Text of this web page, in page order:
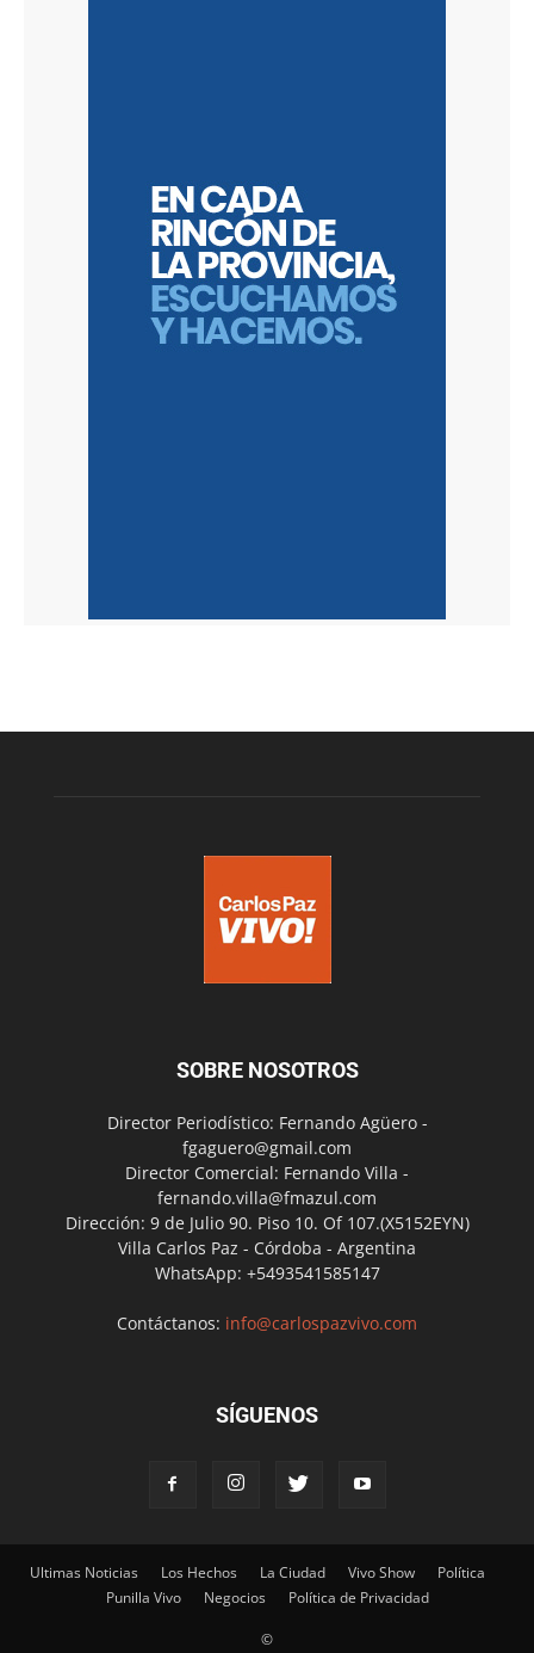
SOBRE NOSOTROS
Director Periodístico: Fernando Agüero -
fgaguero@gmail.com
Director Comercial: Fernando Villa -
fernando.villa@fmazul.com
Dirección: 9 de Julio 90. Piso 10. Of 107.(X5152EYN)
Villa Carlos Paz - Córdoba - Argentina
WhatsApp: +5493541585147
Contáctanos: info@carlospazvivo.com
SÍGUENOS
Ultimas Noticias Los Hechos La Ciudad Vivo Show
Política
Punilla Vivo
Negocios Política de Privacidad
©